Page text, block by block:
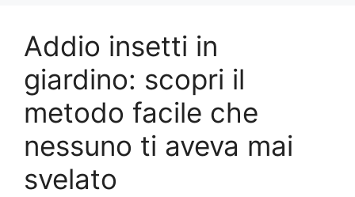
Addio insetti in
giardino: scopri il
metodo facile che
nessuno ti aveva mai
svelato